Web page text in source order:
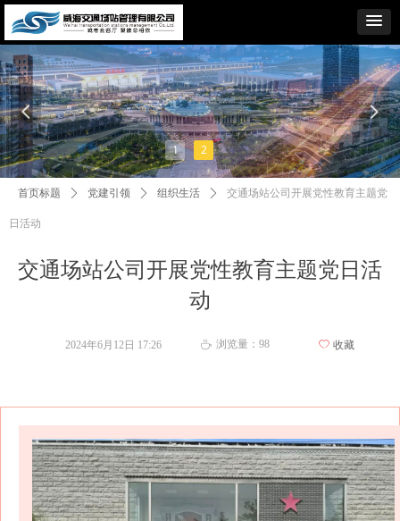
1 2
넳 넲
交通场站公司开展党性教育主题党日活
动
首页标题 ꄲ 党建引领 ꄲ 组织生活 ꄲ 交通场站公司开展党性教育主题党
日活动
2024年6月12日 17:26 ꄘ 浏览量： 98 ꄀ 收藏